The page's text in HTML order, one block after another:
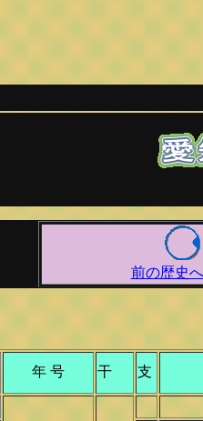
前の歴史へ
年 号 干 支